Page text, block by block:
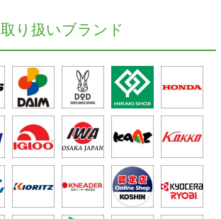
取り扱いブランド